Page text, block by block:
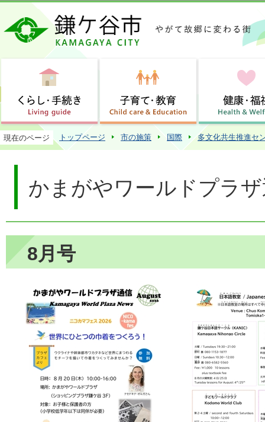
この
現在のページ トップページ 市の施策 国際 多文化共生推進セ
かまがやワールドプラ
8月号